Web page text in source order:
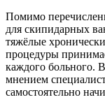
Помимо
для скипидарных
тяжёлые
процедуры
каждого больного.
мнением
самостоятельно